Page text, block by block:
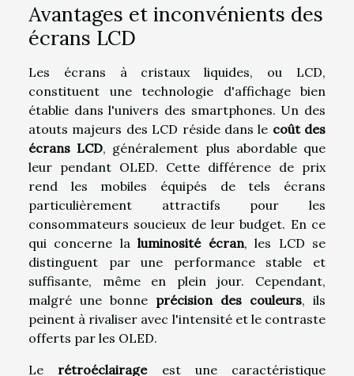
Avantages et inconvénients des
écrans LCD
Les écrans à cristaux liquides, ou LCD,
constituent une technologie d'affichage bien
établie dans l'univers des smartphones. Un des
atouts majeurs des LCD réside dans le coût des
écrans LCD, généralement plus abordable que
leur pendant OLED. Cette différence de prix
rend les mobiles équipés de tels écrans
particulièrement attractifs pour les
consommateurs soucieux de leur budget. En ce
qui concerne laluminosité écran, les LCD se
distinguent par une performance stable et
suffisante, même en plein jour. Cependant,
malgré une bonne précision des couleurs, ils
peinent à rivaliser avec l'intensité et le contraste
offerts par les OLED.
Le rétroéclairageest une caractéristique